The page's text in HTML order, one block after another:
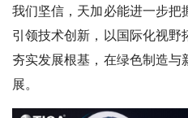
我们坚信，天加必能进一步把
引领技术创新，以国际化视
夯实发展根基，在绿色制造
展。